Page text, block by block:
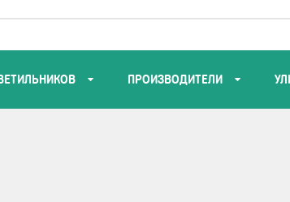
ПРОИЗВОДИТЕЛИ